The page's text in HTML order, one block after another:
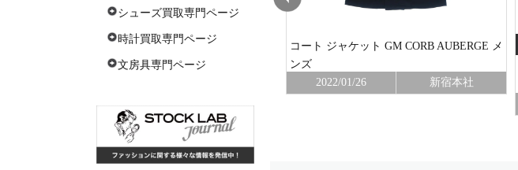
シューズ買取専門ページ
時計買取専門ページ
文房具専門ページ
ディースクエアード(Dsquared2)
ムートン ダッフル ショートジャケット
2021/11/05
コート ジャケット GM CORB AUBERGE メ
ンズ
2022/01/26
新宿本社